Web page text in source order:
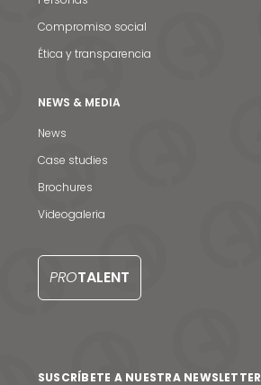
Noticias y medios
Contacto
Compromiso social
Ética y transparencia
NEWS & MEDIA
News
Case studies
Brochures
Videogaleria
PROTALENT
SUSCRÍBETE A NUESTRA NEWSLETTER